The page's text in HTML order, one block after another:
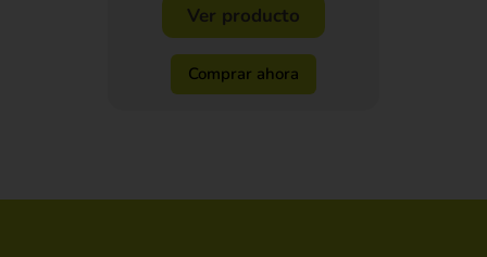
Ver producto
Comprar ahora